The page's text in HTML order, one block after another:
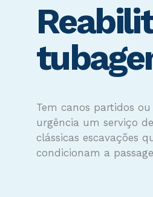
Tem canos partidos
urgência um serviço
clássicas escavações
condicionam a